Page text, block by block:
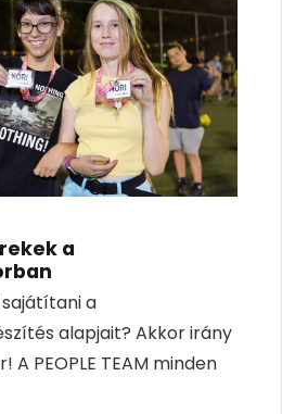
a
a
alapjait? Akkor irány
A PEOPLE TEAM minden